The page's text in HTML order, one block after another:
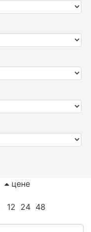
цене
12 24 48